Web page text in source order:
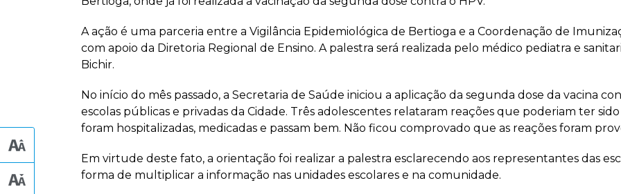
A ação é uma parceria entre a Vigilância Epidemiológica de Bertioga e a Coordenação de
com apoio da Diretoria Regional de Ensino. A palestra será realizada pelo médico pediatra e
Bichir.
No início do mês passado, a Secretaria de Saúde iniciou a aplicação da segunda dose da vacina
escolas públicas e privadas da Cidade. Três adolescentes relataram reações que poderiam ter
foram hospitalizadas, medicadas e passam bem. Não ficou comprovado que as reações foram
Em virtude deste fato, a orientação foi realizar a palestra esclarecendo aos representantes das
forma de multiplicar a informação nas unidades escolares e na comunidade.